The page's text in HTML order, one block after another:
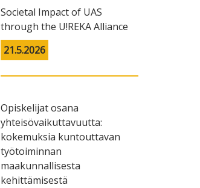
Societal Impact of UAS
through the U!REKA Alliance
21.5.2026
Opiskelijat osana
yhteisövaikuttavuutta:
kokemuksia kuntouttavan
työtoiminnan
maakunnallisesta
kehittämisestä